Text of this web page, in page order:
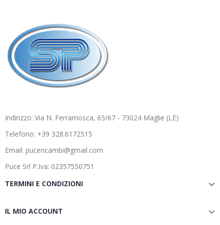
Indirizzo: Via N. Ferramosca, 65/67 - 73024 Maglie (LE)
Telefono: +39 328.6172515
Email: pucericambi@gmail.com
Puce Srl P.Iva: 02357550751
TERMINI E CONDIZIONI

IL MIO ACCOUNT 